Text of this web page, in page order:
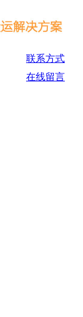
联系方式
在线留言